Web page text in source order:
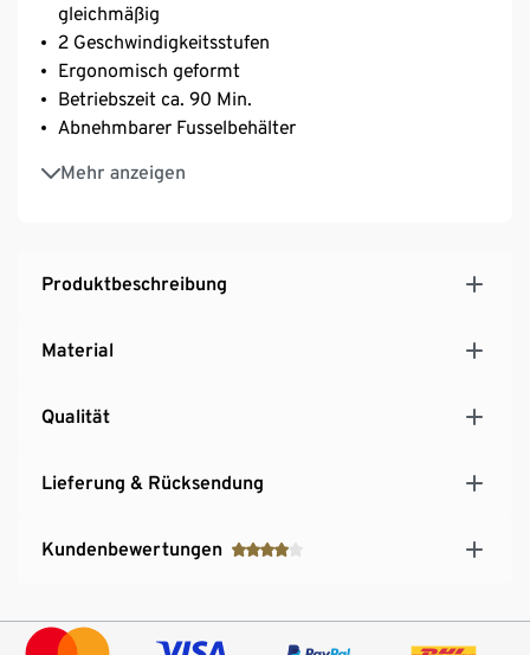
gleichmäßig
2 Geschwindigkeitsstufen
Ergonomisch geformt
Betriebszeit ca. 90 Min.
Abnehmbarer Fusselbehälter
Mehr anzeigen
Mit Schutzkappe und Reinigungspinsel
Produktbeschreibung
Material
Qualität
Lieferung & Rücksendung
Kundenbewertungen